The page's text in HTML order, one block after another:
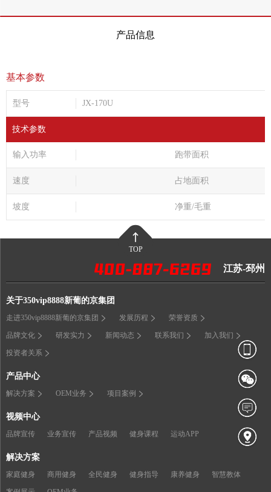
产品信息
基本参数
型号 JX-170U
技术参数
输入功率 跑带面积
速度 占地面积
坡度 净重/毛重
TOP
江苏-邳州
关于350vip8888新葡的京集团
走进350vip8888新葡的京集团 发展历程 荣誉资质
品牌文化 研发实力 新闻动态 联系我们 加入我们
投资者关系
产品中心
解决方案 OEM业务 项目案例
视频中心
品牌宣传 业务宣传 产品视频 健身课程 运动APP
解决方案
家庭健身 商用健身 全民健身 健身指导 康养健身 智慧教体